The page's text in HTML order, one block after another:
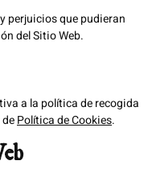
perjuicios que pudieran
del Sitio Web.
a la política de recogida
Política de Cookies.